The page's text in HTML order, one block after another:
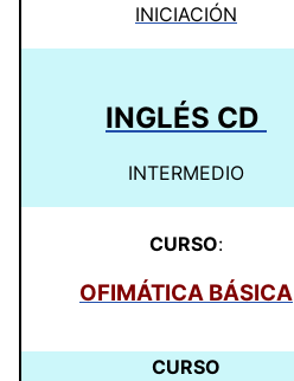
INICIACIÓN
INGLÉS CD
INTERMEDIO
CURSO:
OFIMÁTICA BÁSICA
CURSO